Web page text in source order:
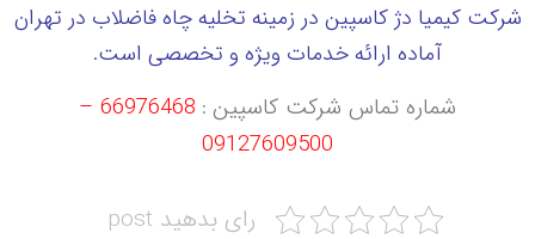
شرکت کیمیا دژ کاسپین در زمینه تخلیه چاه فاضلاب در تهران
آماده ارائه خدمات ویژه و تخصصی است.
شماره تماس شرکت کاسپین :
66976468 –
09127609500
رای بدهید post